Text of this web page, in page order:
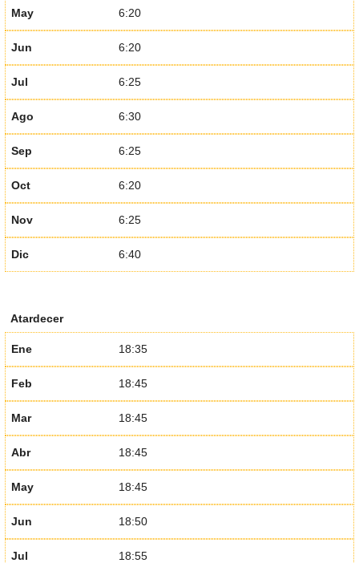
May 6:20
Jun 6:20
Jul 6:25
Ago 6:30
Sep 6:25
Oct 6:20
Nov 6:25
Dic 6:40
Atardecer
Ene 18:35
Feb 18:45
Mar 18:45
Abr 18:45
May 18:45
Jun 18:50
Jul 18:55